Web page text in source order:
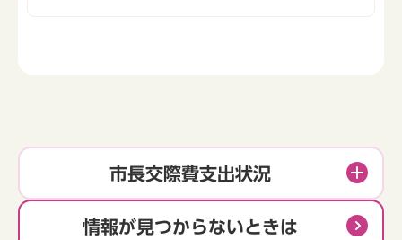
市長交際費支出状況
情報が見つからないときは